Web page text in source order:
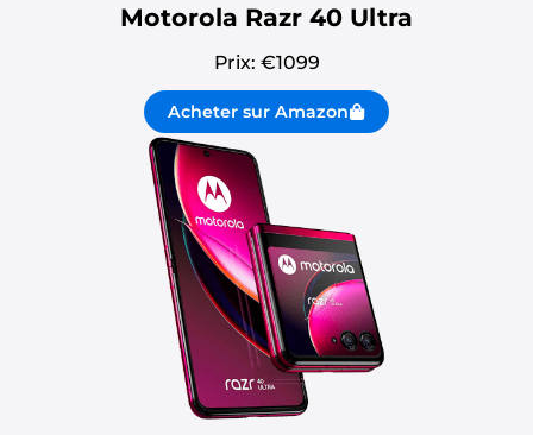
Motorola Razr 40 Ultra
Prix: €1099
Acheter sur Amazon